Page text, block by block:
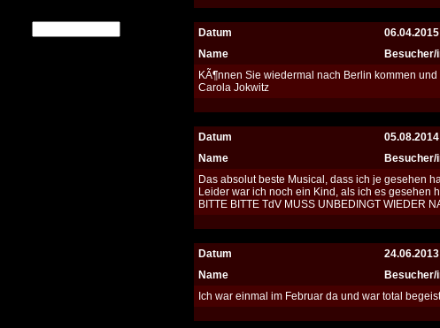
Datum
Name
Besucher/
KÃ¶nnen Sie wiedermal nach Berlin kommen
Carola Jokwitz
Datum
Name
Besucher/
Das absolut beste Musical, dass ich je gesehen
Leider war ich noch ein Kind, als ich es gesehen
BITTE BITTE TdV MUSS UNBEDINGT WIEDER
Datum
Name
Besucher/
Ich war einmal im Februar da und war total